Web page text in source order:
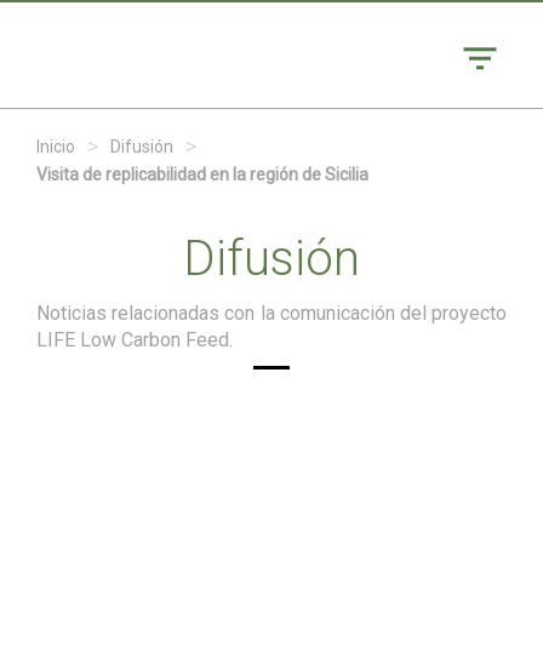
Inicio > Difusión >
Visita de replicabilidad en la región de Sicilia
Difusión
Noticias relacionadas con la comunicación del proyecto
LIFE Low Carbon Feed.